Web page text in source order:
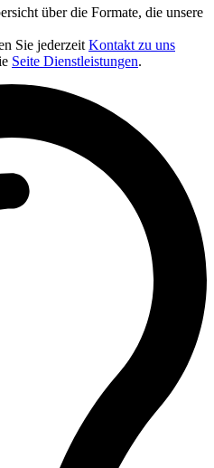
über die Formate, die unsere
Sie jederzeit Kontakt zu uns
Seite Dienstleistungen.